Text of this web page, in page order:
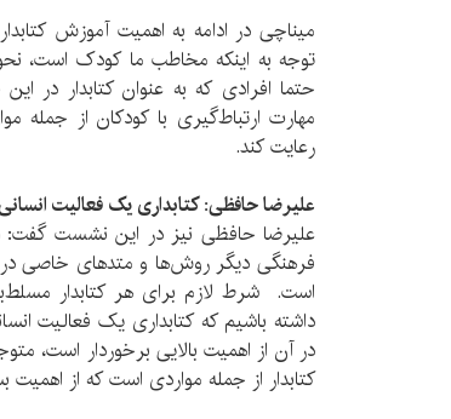
میناچی در ادامه‌ به اهمیت آموزش
توجه به‌ اینکه مخاطب ما کودک است،
حتما افرادی که به عنوان کتابدار در
مهارت‌ ارتباط‌گیری‌ با کودکان از جمله‌
رعایت ‌کند.
علیرضا حافظی: کتابداری یک فعالیت
علیرضا حافظی نیز در این نشست گفت:
فرهنگی دیگر روش‌ها و متد‌های خاصی در
است‌. شرط لازم برای هر کتابدار
داشته باشیم که کتابداری یک فعالیت
در آن از اهمیت بالایی برخوردار است،
کتابدار‌ از جمله مواردی است که از اهمیت